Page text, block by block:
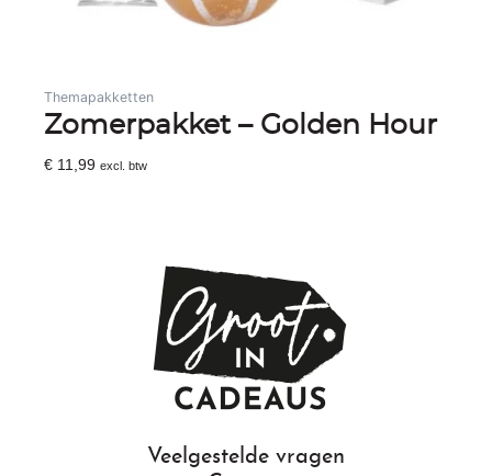
Themapakketten
Zomerpakket – Golden Hour
€ 11,99 excl. btw
Veelgestelde vragen